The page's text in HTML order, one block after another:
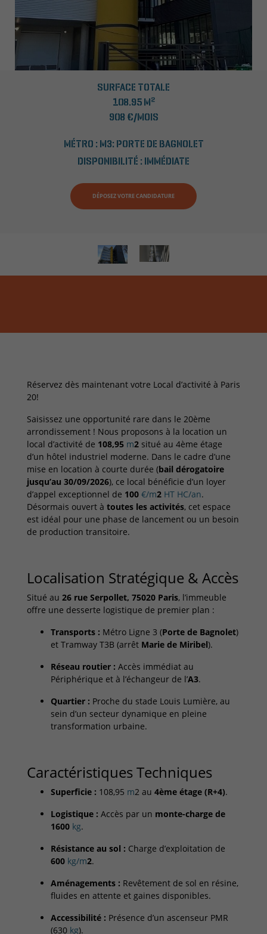
SURFACE TOTALE
108.95 M2
908 €/MOIS
MÉTRO : M3: PORTE DE BAGNOLET
DISPONIBILITÉ : IMMÉDIATE
DÉPOSEZ VOTRE CANDIDATURE
Réservez dès maintenant votre Local d’activité à Paris
20!
Saisissez une opportunité rare dans le 20ème
arrondissement ! Nous proposons à la location un
local d’activité de 108,95 m2 situé au 4ème étage
d’un hôtel industriel moderne. Dans le cadre d’une
mise en location à courte durée (bail dérogatoire
jusqu’au 30/09/2026), ce local bénéficie d’un loyer
d’appel exceptionnel de 100 €/m2 HT HC/an.
Désormais ouvert à toutes les activités, cet espace
est idéal pour une phase de lancement ou un besoin
de production transitoire.
Localisation Stratégique & Accès
Situé au 26 rue Serpollet, 75020 Paris, l’immeuble
offre une desserte logistique de premier plan :
Transports : Métro Ligne 3 (Porte de Bagnolet)
et Tramway T3B (arrêt Marie de Miribel).
Réseau routier : Accès immédiat au
Périphérique et à l’échangeur de l’A3.
Quartier : Proche du stade Louis Lumière, au
sein d’un secteur dynamique en pleine
transformation urbaine.
Caractéristiques Techniques
Superficie : 108,95 m2 au 4ème étage (R+4).
Logistique : Accès par un monte-charge de
1600 kg.
Résistance au sol : Charge d’exploitation de
600 kg/m2.
Aménagements : Revêtement de sol en résine,
fluides en attente et gaines disponibles.
Accessibilité : Présence d’un ascenseur PMR
(630 kg).